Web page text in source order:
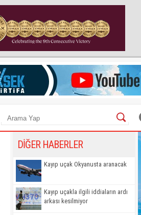
DİĞER HABERLER
Kayıp uçak Okyanusta aranacak
Kayıp uçakla ilgili iddiaların ardı
arkası kesilmiyor